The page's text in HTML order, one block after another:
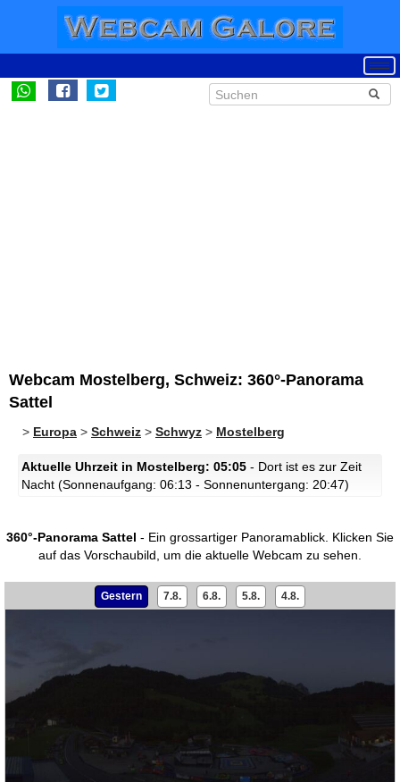
Webcam Mostelberg, Schweiz: 360°-Panorama
Sattel
> Europa > Schweiz > Schwyz > Mostelberg
Aktuelle Uhrzeit in Mostelberg: 05:05 - Dort ist es zur Zeit
Nacht (Sonnenaufgang: 06:13 - Sonnenuntergang: 20:47)
360°-Panorama Sattel - Ein grossartiger Panoramablick. Klicken Sie
auf das Vorschaubild, um die aktuelle Webcam zu sehen.
Gestern 7.8. 6.8. 5.8. 4.8.